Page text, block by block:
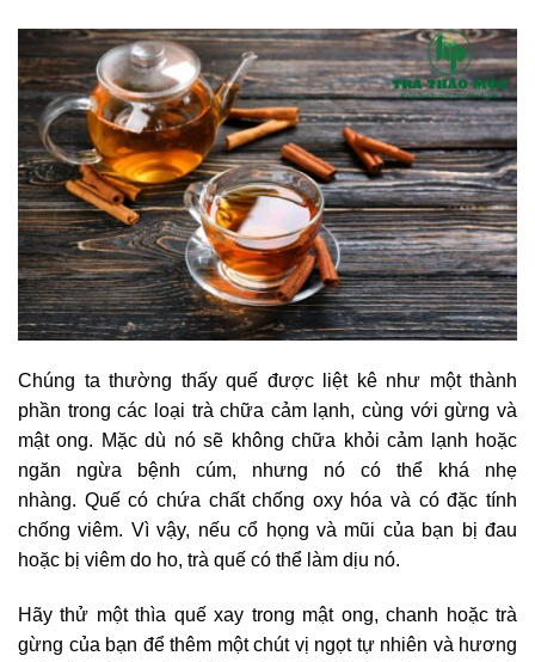
Chúng ta thường thấy quế được liệt kê như một thành
phần trong các loại trà chữa cảm lạnh, cùng với gừng và
mật ong. Mặc dù nó sẽ không chữa khỏi cảm lạnh hoặc
ngăn ngừa bệnh cúm, nhưng nó có thể khá nhẹ
nhàng. Quế có chứa chất chống oxy hóa và có đặc tính
chống viêm. Vì vậy, nếu cổ họng và mũi của bạn bị đau
hoặc bị viêm do ho, trà quế có thể làm dịu nó.
Hãy thử một thìa quế xay trong mật ong, chanh hoặc trà
gừng của bạn để thêm một chút vị ngọt tự nhiên và hương